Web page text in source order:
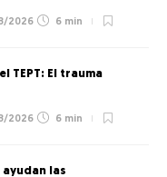
2026 6 min
TEPT: El trauma
2026 6 min
las